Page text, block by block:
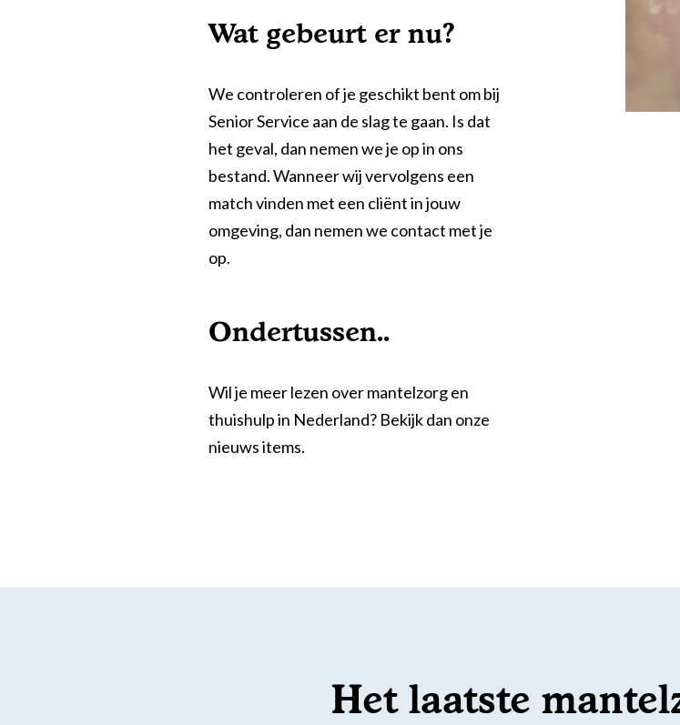
Brochure aanvragen
Vraag gratis brochure aan
Aanvullende mantelzorg
Mantelzorg aan huis
Diensten voor organisaties
Maaltijdondersteuning
Mantelzorger van de zaak
Eén vast gezicht
Flexibel inzetbaar
Altijd in de buurt
Wat gebeurt er nu?
We controleren of je geschikt bent om bij
Senior Service aan de slag te gaan. Is dat
het geval, dan nemen we je op in ons
bestand. Wanneer wij vervolgens een
match vinden met een cliënt in jouw
omgeving, dan nemen we contact met je
op.
Ondertussen..
Wil je meer lezen over mantelzorg en
thuishulp in Nederland? Bekijk dan onze
nieuws items.
Het laatste